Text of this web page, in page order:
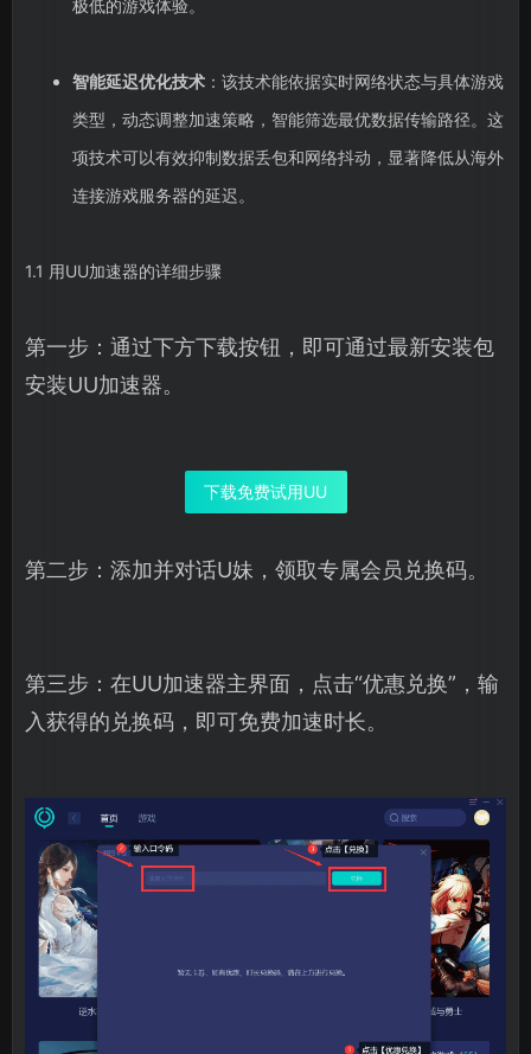
极低的游戏体验。
智能延迟优化技术：该技术能依据实时网络状态与具体游戏
类型，动态调整加速策略，智能筛选最优数据传输路径。这
项技术可以有效抑制数据丢包和网络抖动，显著降低从海外
连接游戏服务器的延迟。
1.1 用UU加速器的详细步骤
第一步：通过下方下载按钮，即可通过最新安装包
安装UU加速器。
下载免费试用UU
第二步：添加并对话U妹，领取专属会员兑换码。
第三步：在UU加速器主界面，点击“优惠兑换”，输
入获得的兑换码，即可免费加速时长。